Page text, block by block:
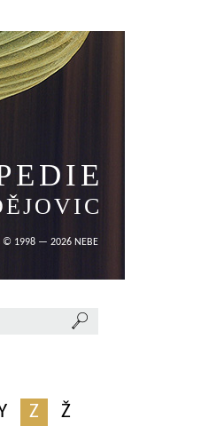
© 1998 — 2026 NEBE
Z Ž